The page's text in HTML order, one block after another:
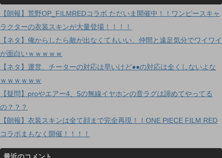
【朗報】荒野OP_FILMREDコラボ ただいま開催中！！ワンピースキャ
ラクターの衣装スキンが大量登場！！！！
【ネタ】俺からしたら敵が出なくてもいい、仲間と遠足気分でワイワイ
が面白いｗｗｗｗｗ
【ネタ】運営、チーターの対応は早いけど●●の対応は全くしないよな
ｗｗｗｗｗｗ
【疑問】proやエアー4、5の無線イヤホンの音ラグは諦めてやってる
の？？？
【朗報】衣装スキンは全て顔まで完全再現！！ONE PIECE FILM RED
コラボまもなく開催！！！！
最近のコメント